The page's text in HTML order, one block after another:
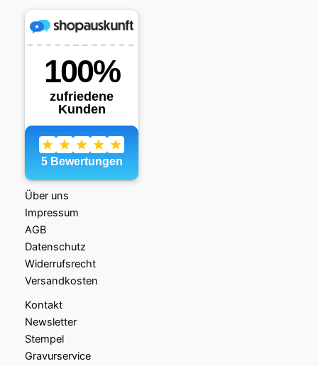
Über uns
Impressum
AGB
Datenschutz
Widerrufsrecht
Versandkosten
Kontakt
Newsletter
Stempel
Gravurservice